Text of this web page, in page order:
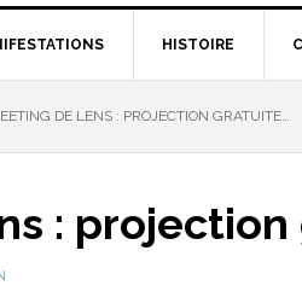
HISTOIRE
DE LENS : PROJECTION GRATUITE…
: